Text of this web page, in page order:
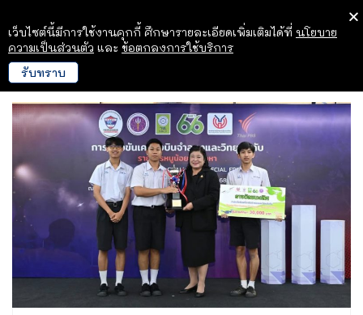
เว็บไซต์นี้มีการใช้งานคุกกี้ ศึกษารายละเอียดเพิ่มเติมได้ที่ นโยบาย
ความเป็นส่วนตัว และ ข้อตกลงการใช้บริการ
รับทราบ